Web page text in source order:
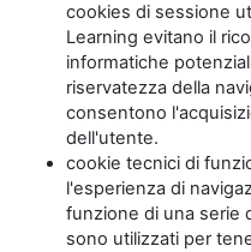
cookies di sessione
Learning evitano il
informatiche
riservatezza della
consentono
dell'utente.
cookie tecnici di
l'esperienza di
funzione di una serie
sono utilizzati per